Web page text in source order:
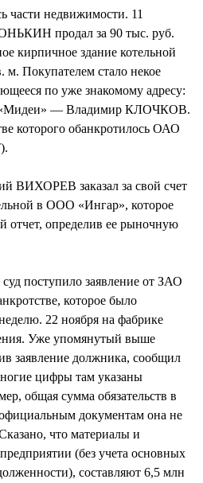
части недвижимости. 11
продал за 90 тыс. руб.
кирпичное здание котельной
Покупателем стало некое
по уже знакомому адресу:
«Мидеи» — Владимир КЛОЧКОВ.
которого обанкротилось ОАО
ВИХОРЕВ заказал за свой счет
в ООО «Ингар», которое
отчет, определив ее рыночную
поступило заявление от ЗАО
которое было
22 ноября на фабрике
Уже упомянутый выше
заявление должника, сообщил
цифры там указаны
общая сумма обязательств в
документам она не
что материалы и
(без учета основных
составляют 6,5 млн